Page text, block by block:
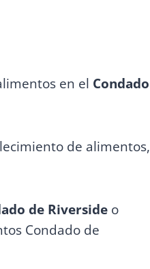
en el Condado
de alimentos,
de Riverside o
Condado de